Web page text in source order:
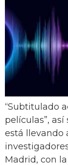
“Subtitulado
películas”,
está llevando
Madrid, con